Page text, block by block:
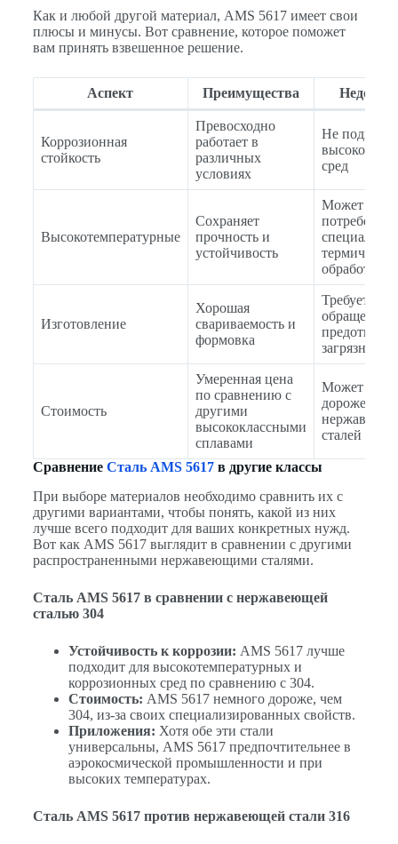
Как и любой другой материал, AMS 5617 имеет свои
плюсы и минусы. Вот сравнение, которое поможет
вам принять взвешенное решение.
Аспект Преимущества
Коррозионная
стойкость
Превосходно
работает в
различных
условиях
Не
сред
Высокотемпературные
Сохраняет
прочность и
устойчивость
Может
специальная
термическая
обработка
Изготовление
Хорошая
свариваемость и
формовка
Требует
обращения
загрязнения
Стоимость
Умеренная цена
по сравнению с
другими
высококлассными
сплавами
Может быть
дороже
сталей
Сравнение Сталь AMS 5617в другие классы
При выборе материалов необходимо сравнить их с
другими вариантами, чтобы понять, какой из них
лучше всего подходит для ваших конкретных нужд.
Вот как AMS 5617 выглядит в сравнении с другими
распространенными нержавеющими сталями.
Сталь AMS 5617 в сравнении с нержавеющей
сталью 304
Устойчивость к коррозии: AMS 5617 лучше
подходит для высокотемпературных и
коррозионных сред по сравнению с 304.
Стоимость: AMS 5617 немного дороже, чем
304, из-за своих специализированных свойств.
Приложения: Хотя обе эти стали
универсальны, AMS 5617 предпочтительнее в
аэрокосмической промышленности и при
высоких температурах.
Сталь AMS 5617 против нержавеющей стали 316